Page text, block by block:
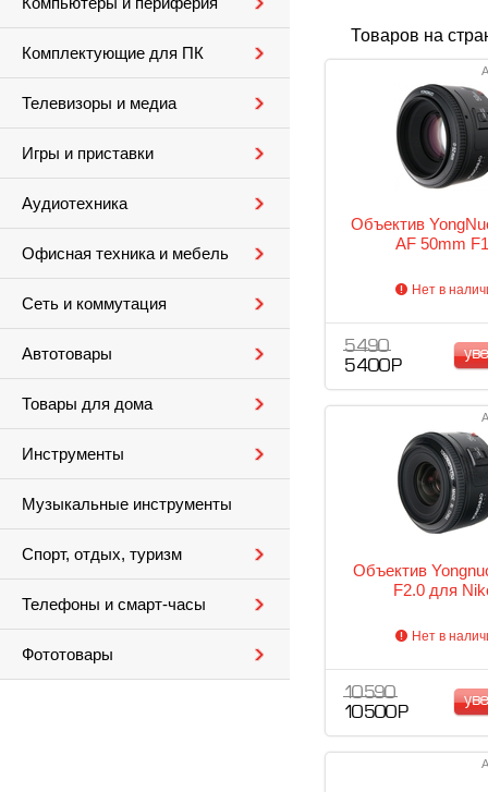
Комплектующие для ПК
Телевизоры и медиа
Игры и приставки
Аудиотехника
Офисная техника и мебель
Сеть и коммутация
Автотовары
Товары для дома
Инструменты
Музыкальные инструменты
Спорт, отдых, туризм
Телефоны и смарт-часы
Фототовары
Товаров на
Объектив
AF 50mm
Нет в
5 490
5 400 Р
Объектив
F2.0 для
Нет в
10 590
10 500 Р